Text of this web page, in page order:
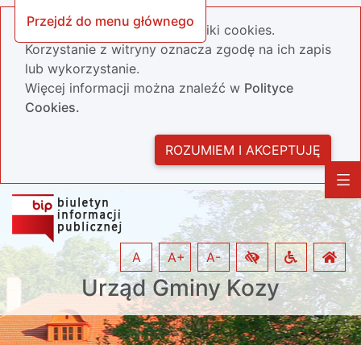
Przejdź do menu głównego
Nasza strona wykorzystuje pliki cookies.
Korzystanie z witryny oznacza zgodę na ich zapis
lub wykorzystanie.
Więcej informacji można znaleźć w Polityce
Cookies.
ROZUMIEM I AKCEPTUJĘ
Urząd Gminy Kozy
A A+ A-